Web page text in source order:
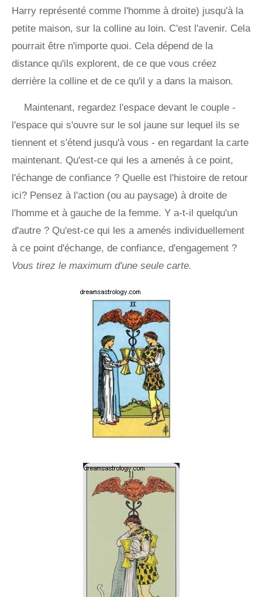
Harry représenté comme l'homme à droite) jusqu'à la
petite maison, sur la colline au loin. C'est l'avenir. Cela
pourrait être n'importe quoi. Cela dépend de la
distance qu'ils explorent, de ce que vous créez
derrière la colline et de ce qu'il y a dans la maison.
Maintenant, regardez l'espace devant le couple -
l'espace qui s'ouvre sur le sol jaune sur lequel ils se
tiennent et s'étend jusqu'à vous - en regardant la carte
maintenant. Qu'est-ce qui les a amenés à ce point,
l'échange de confiance ? Quelle est l'histoire de retour
ici? Pensez à l'action (ou au paysage) à droite de
l'homme et à gauche de la femme. Y a-t-il quelqu'un
d'autre ? Qu'est-ce qui les a amenés individuellement
à ce point d'échange, de confiance, d'engagement ?
Vous tirez le maximum d'une seule carte.